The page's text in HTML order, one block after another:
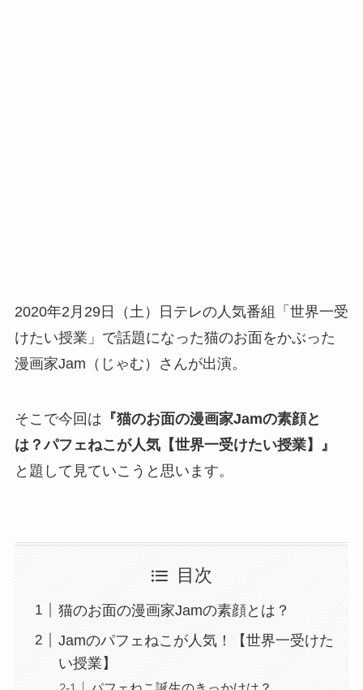
2020年2月29日（土）日テレの人気番組「世界一受
けたい授業」で話題になった猫のお面をかぶった
漫画家Jam（じゃむ）さんが出演。
そこで今回は 『猫のお面の漫画家Jamの素顔と
は？パフェねこが人気【世界一受けたい授業】』
と題して見ていこうと思います。
目次
猫のお面の漫画家Jamの素顔とは？
Jamのパフェねこが人気！【世界一受けた
い授業】